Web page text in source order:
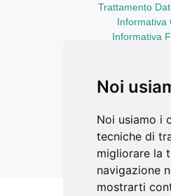
Noi
Noi usiamo i
tecniche di
migliorare la
navigazione
mostrarti
Trattamento
Informativa
Informativa
LinkedIn
Facebook Ricerca